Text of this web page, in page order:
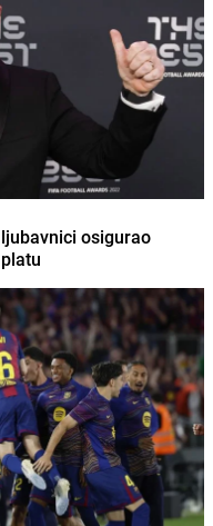
osigurao